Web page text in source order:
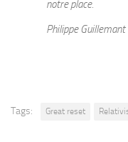
notre place.
Philippe Guillemant
Tags: Great reset